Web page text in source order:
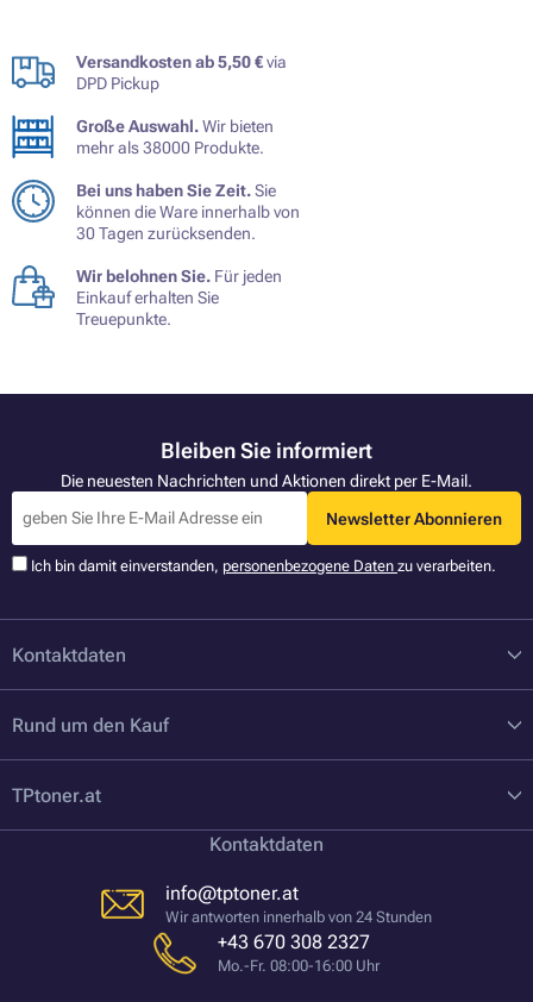
Versandkosten ab 5,50 €via
DPD Pickup
Große Auswahl.Wir bieten
mehr als 38000 Produkte.
Bei uns haben Sie Zeit.Sie
können die Ware innerhalb von
30 Tagen zurücksenden.
Wir belohnen Sie. Für jeden
Einkauf erhalten Sie
Treuepunkte.
Bleiben Sie informiert
Die neuesten Nachrichten und Aktionen direkt per E-Mail.
Newsletter Abonnieren
Ich bin damit einverstanden, personenbezogene Daten zu verarbeiten.
Kontaktdaten
Rund um den Kauf
TPtoner.at
Kontaktdaten
info@tptoner.at
Wir antworten innerhalb von 24 Stunden
+43 670 308 2327
Mo.-Fr. 08:00-16:00 Uhr